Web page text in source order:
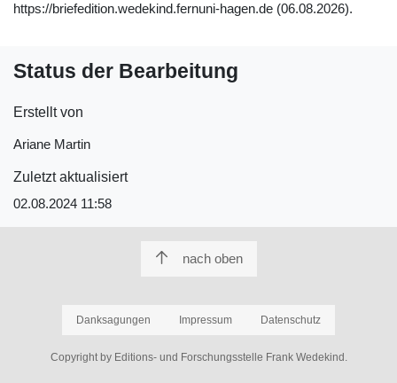
https://briefedition.wedekind.fernuni-hagen.de (06.08.2026).
Status der Bearbeitung
Erstellt von
Ariane Martin
Zuletzt aktualisiert
02.08.2024 11:58
nach oben
Danksagungen Impressum Datenschutz
Copyright by Editions- und Forschungsstelle Frank Wedekind.